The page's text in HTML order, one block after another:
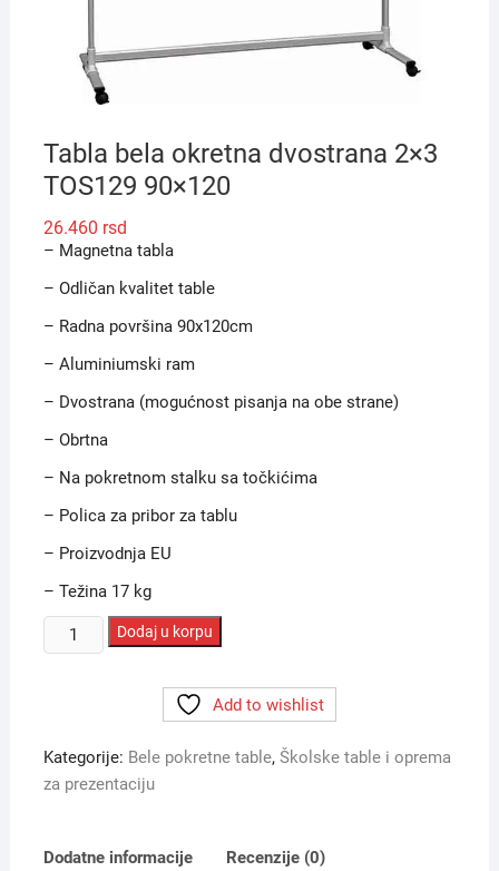
Tabla bela okretna dvostrana 2×3
TOS129 90×120
26.460 rsd
– Magnetna tabla
– Odličan kvalitet table
– Radna površina 90x120cm
– Aluminiumski ram
– Dvostrana (mogućnost pisanja na obe strane)
– Obrtna
– Na pokretnom stalku sa točkićima
– Polica za pribor za tablu
– Proizvodnja EU
– Težina 17 kg
Tabla
bela
TOS129
90x120
Dodaj u korpu
Add to wishlist
Kategorije: Bele pokretne table, Školske table i oprema
za prezentaciju
Dodatne informacije Recenzije (0)